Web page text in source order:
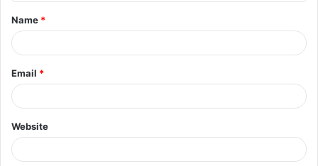
*
Name *
Email *
Website